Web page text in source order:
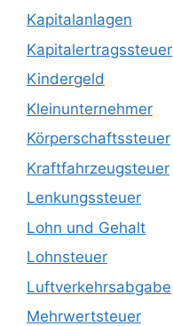
Kapitalanlagen
Kapitalertragssteuer
Kindergeld
Kleinunternehmer
Körperschaftssteuer
Kraftfahrzeugsteuer
Lenkungssteuer
Lohn und Gehalt
Lohnsteuer
Luftverkehrsabgabe
Mehrwertsteuer